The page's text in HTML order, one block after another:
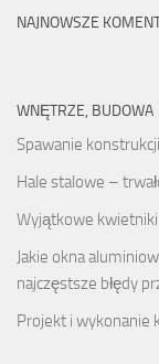
NAJNOWSZE
WNĘTRZE, BUDOWA
Spawanie
Hale stalowe –
Wyjątkowe
Jakie okna
najczęstsze błędy
Projekt i wykonanie